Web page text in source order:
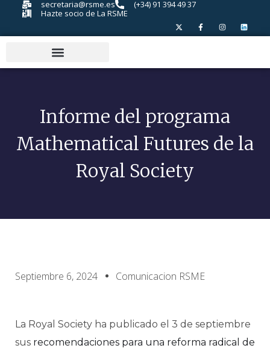
secretaria@rsme.es
(+34) 91 394 49 37
Hazte socio de La RSME
Informe del programa
Mathematical Futures de la
Royal Society
Septiembre 6, 2024 Comunicacion RSME
La Royal Society ha publicado el 3 de septiembre
sus recomendaciones para una reforma radical de